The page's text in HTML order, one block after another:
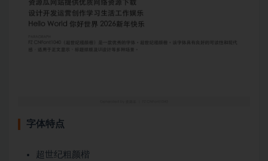
字体特点
超世纪粗颜楷